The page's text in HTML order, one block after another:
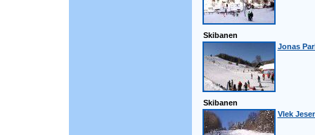
Skibanen
Jonas
Skibanen
Vlek